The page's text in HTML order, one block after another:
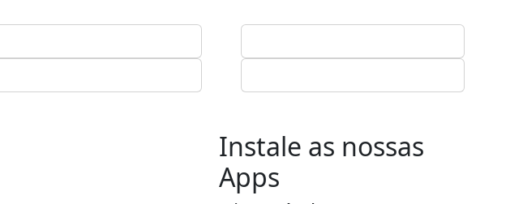
Instale as nossas
Apps